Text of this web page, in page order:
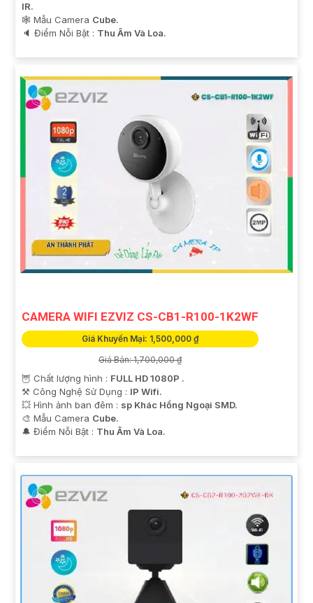
IR.
🕸️ Mẫu Camera Cube.
️🔈 Điểm Nỗi Bật : Thu Âm Và Loa.
CAMERA WIFI EZVIZ CS-CB1-R100-1K2WF
Giá Khuyến Mại: 1,500,000 ₫
Giá Bán: 1,700,000 ₫
🦉 Chất lượng hình : FULL HD 1080P .
⚒ Công Nghệ Sử Dụng : IP Wifi.
💥 Hình ảnh ban đêm : sp Khác Hồng Ngoại SMD.
🎨 Mẫu Camera Cube.
️🔔 Điểm Nỗi Bật : Thu Âm Và Loa.